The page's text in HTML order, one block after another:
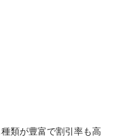
類が豊富で割引率も高